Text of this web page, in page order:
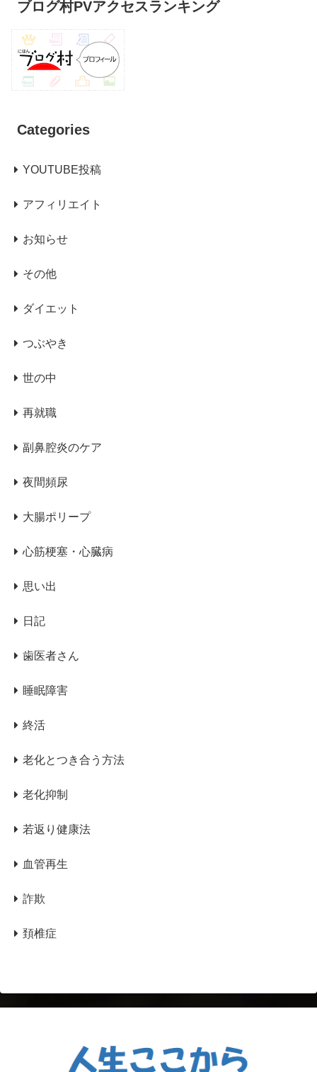
ブログ村PVアクセスランキング
Categories
YOUTUBE投稿
アフィリエイト
お知らせ
その他
ダイエット
つぶやき
世の中
再就職
副鼻腔炎のケア
夜間頻尿
大腸ポリープ
心筋梗塞・心臓病
思い出
日記
歯医者さん
睡眠障害
終活
老化とつき合う方法
老化抑制
若返り健康法
血管再生
詐欺
頚椎症